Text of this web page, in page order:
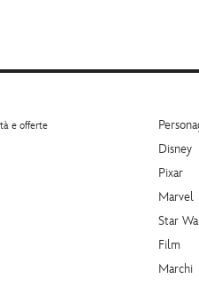
e offerte
Disney
Pixar
Marvel
Star
Film
Marchi